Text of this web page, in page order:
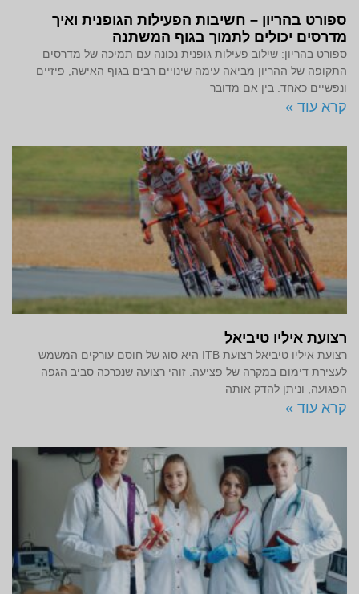
ספורט בהריון – חשיבות הפעילות הגופנית ואיך
מדרסים יכולים לתמוך בגוף המשתנה
ספורט בהריון: שילוב פעילות גופנית נכונה עם תמיכה של מדרסים
התקופה של ההריון מביאה עימה שינויים רבים בגוף האישה, פיזיים
ונפשיים כאחד. בין אם מדובר
קרא עוד »
רצועת איליו טיביאל
רצועת איליו טיביאל רצועת ITB היא סוג של חוסם עורקים המשמש
לעצירת דימום במקרה של פציעה. זוהי רצועה שנכרכה סביב הגפה
הפגועה, וניתן להדק אותה
קרא עוד »